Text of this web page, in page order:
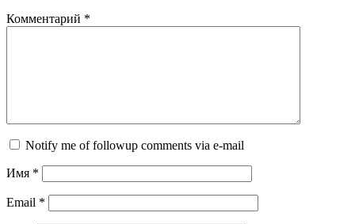
Комментарий *
Notify me of followup comments via e-mail
Имя *
Email *